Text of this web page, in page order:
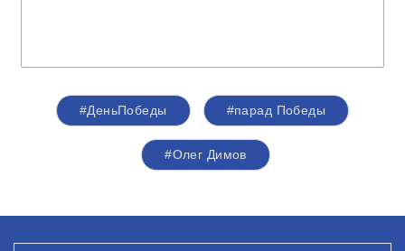
#ДеньПобеды #парад Победы
#Олег Димов